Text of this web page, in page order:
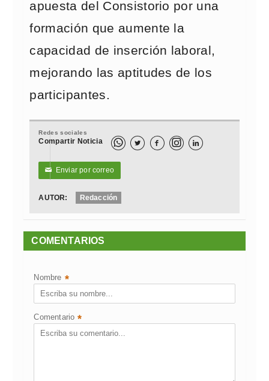
apuesta del Consistorio por una
formación que aumente la
capacidad de inserción laboral,
mejorando las aptitudes de los
participantes.
Redes sociales
Compartir Noticia   
✉ Enviar por correo
AUTOR: Redacción
COMENTARIOS
Nombre *
Comentario *